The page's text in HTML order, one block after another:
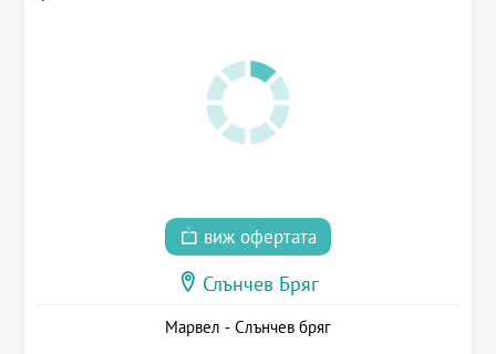
виж офертата
Слънчев Бряг
Марвел - Слънчев бряг